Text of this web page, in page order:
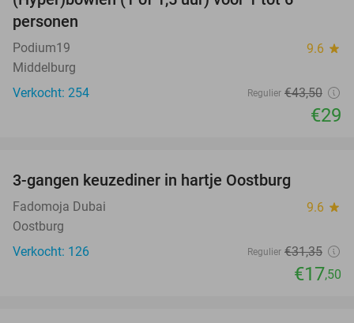
personen
Podium19 9.6 star
Middelburg
Verkocht: 254
Regulier €43,50
€29
3-gangen keuzediner in hartje Oostburg
Fadomoja Dubai 9.6 star
Oostburg
Verkocht: 126
Regulier €31,35
€17,50